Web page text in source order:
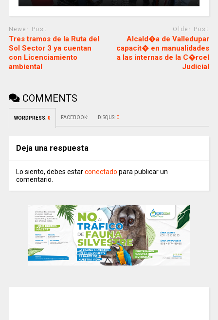
Newer Post
Tres tramos de la Ruta del
Sol Sector 3 ya cuentan
con Licenciamiento
ambiental
Older Post
Alcald�a de Valledupar
capacit� en manualidades
a las internas de la C�rcel
Judicial
COMMENTS
WORDPRESS: 0 FACEBOOK: DISQUS: 0
Deja una respuesta
Lo siento, debes estarconectado para publicar un
comentario.